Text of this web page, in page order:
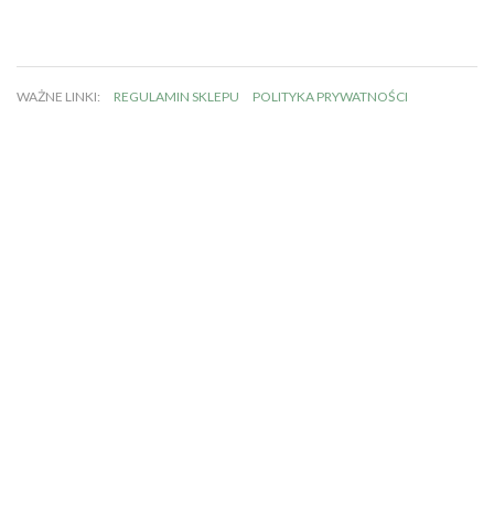
WAŻNE LINKI: REGULAMIN SKLEPU POLITYKA PRYWATNOŚCI